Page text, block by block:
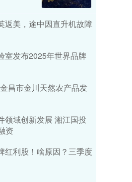
返美，途中因直升机故障
室发布2025年世界品牌
昌市金川天然农产品发
领域创新发展 湘江国投
资
红利股！啥原因？三季度